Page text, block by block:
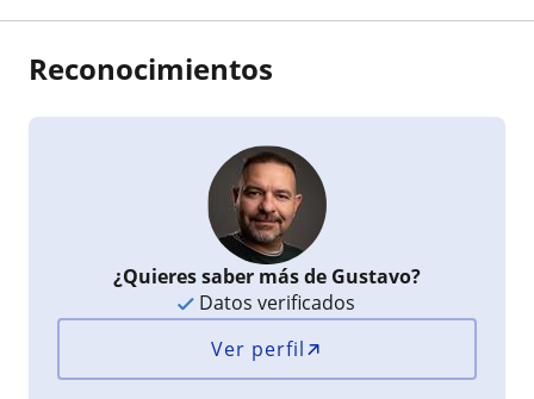
Reconocimientos
¿Quieres saber más de Gustavo?
Datos verificados
Ver perfil